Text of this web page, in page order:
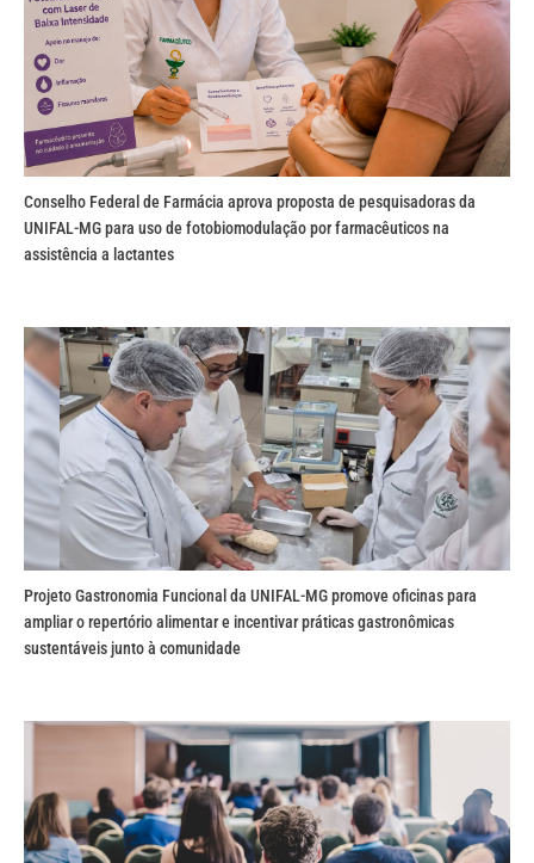
Conselho Federal de Farmácia aprova proposta de pesquisadoras da
UNIFAL-MG para uso de fotobiomodulação por farmacêuticos na
assistência a lactantes
Projeto Gastronomia Funcional da UNIFAL-MG promove oficinas para
ampliar o repertório alimentar e incentivar práticas gastronômicas
sustentáveis junto à comunidade